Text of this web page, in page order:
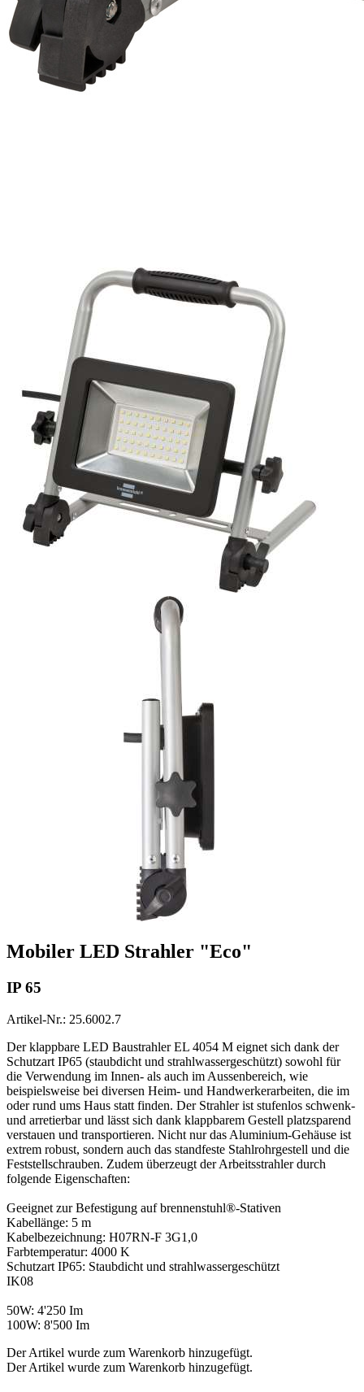
Mobiler LED Strahler "Eco"
IP 65
Artikel-Nr.: 25.6002.7
Der klappbare LED Baustrahler EL 4054 M eignet sich dank der
Schutzart IP65 (staubdicht und strahlwassergeschützt) sowohl für
die Verwendung im Innen- als auch im Aussenbereich, wie
beispielsweise bei diversen Heim- und Handwerkerarbeiten, die im
oder rund ums Haus statt finden. Der Strahler ist stufenlos schwenk-
und arretierbar und lässt sich dank klappbarem Gestell platzsparend
verstauen und transportieren. Nicht nur das Aluminium-Gehäuse ist
extrem robust, sondern auch das standfeste Stahlrohrgestell und die
Feststellschrauben. Zudem überzeugt der Arbeitsstrahler durch
folgende Eigenschaften:
Geeignet zur Befestigung auf brennenstuhl®-Stativen
Kabellänge: 5 m
Kabelbezeichnung: H07RN-F 3G1,0
Farbtemperatur: 4000 K
Schutzart IP65: Staubdicht und strahlwassergeschützt
IK08
50W: 4'250 Im
100W: 8'500 Im
Der Artikel wurde zum Warenkorb hinzugefügt.
Der Artikel wurde zum Warenkorb hinzugefügt.